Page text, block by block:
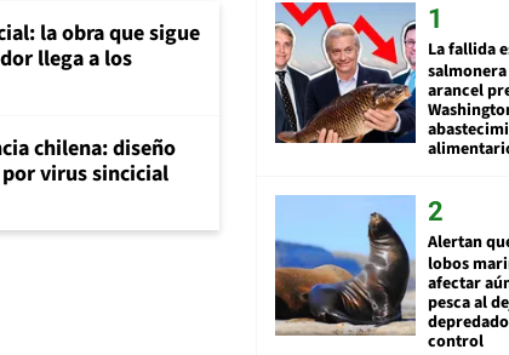
la obra que sigue
llega a los
chilena: diseño
virus sincicial
La fallida
arancel
Alertan
lobos
afectar
pesca al
control